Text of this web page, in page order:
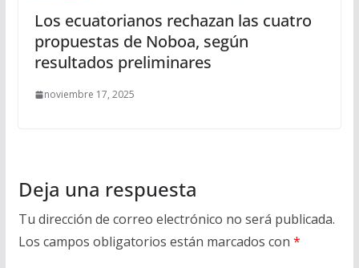
Los ecuatorianos rechazan las cuatro
propuestas de Noboa, según
resultados preliminares
noviembre 17, 2025
Deja una respuesta
Tu dirección de correo electrónico no será publicada.
Los campos obligatorios están marcados con *